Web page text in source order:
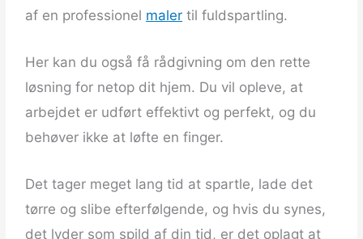
af en professionel maler til fuldspartling.
Her kan du også få rådgivning om den rette
løsning for netop dit hjem. Du vil opleve, at
arbejdet er udført effektivt og perfekt, og du
behøver ikke at løfte en finger.
Det tager meget lang tid at spartle, lade det
tørre og slibe efterfølgende, og hvis du synes,
det lyder som spild af din tid, er det oplagt at